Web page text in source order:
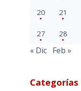
20 21
27 28
« Dic Feb »
Categorías